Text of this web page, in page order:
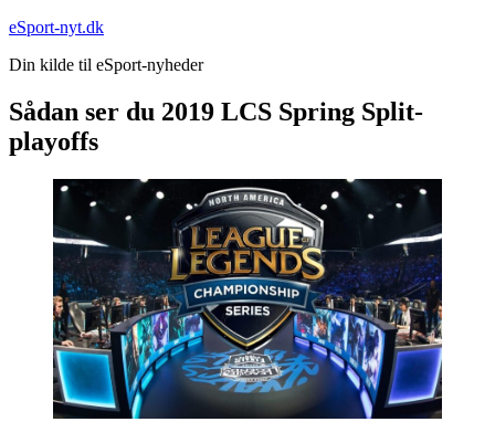
Fortsæt
indhold
eSport-nyt.dk
Din kilde til eSport-nyheder
Sådan ser du 2019 LCS Spring Split-
playoffs